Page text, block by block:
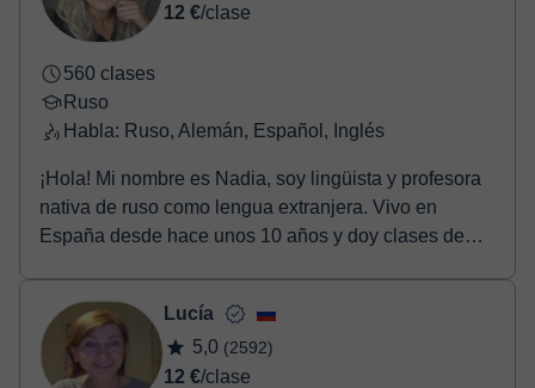
12 €/clase
560 clases
Ruso
Habla: Ruso, Alemán, Español, Inglés
¡Hola! Mi nombre es Nadia, soy lingüista y profesora
nativa de ruso como lengua extranjera. Vivo en
España desde hace unos 10 años y doy clases de
Lucía
5,0 (2592)
12 €/clase